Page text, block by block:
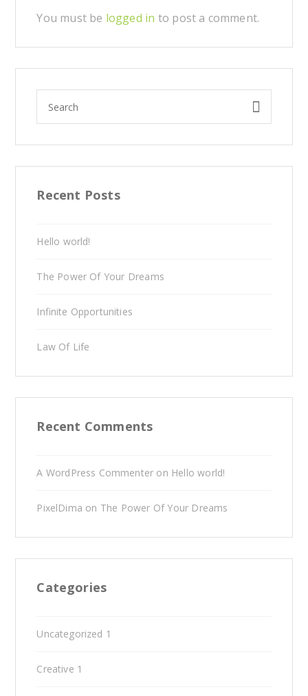
You must be logged in to post a comment.
Recent Posts
Hello world!
The Power Of Your Dreams
Infinite Opportunities
Law Of Life
Recent Comments
A WordPress Commenter on Hello world!
PixelDima on The Power Of Your Dreams
Categories
Uncategorized 1
Creative 1